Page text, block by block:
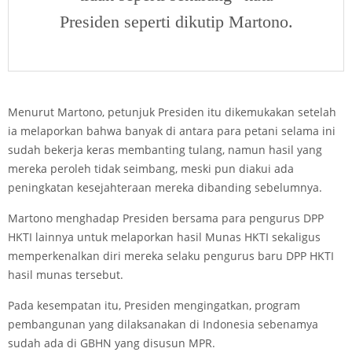
Presiden seperti dikutip Martono.
Menurut Martono, petunjuk Presiden itu dikemukakan setelah
ia melaporkan bahwa banyak di antara para petani selama ini
sudah bekerja keras membanting tulang, namun hasil yang
mereka peroleh tidak seimbang, meski pun diakui ada
peningkatan kesejahteraan mereka dibanding sebelumnya.
Martono menghadap Presiden bersama para pengurus DPP
HKTI lainnya untuk melaporkan hasil Munas HKTI sekaligus
memperkenalkan diri mereka selaku pengurus baru DPP HKTI
hasil munas tersebut.
Pada kesempatan itu, Presiden mengingatkan, program
pembangunan yang dilaksanakan di Indonesia sebenamya
sudah ada di GBHN yang disusun MPR.